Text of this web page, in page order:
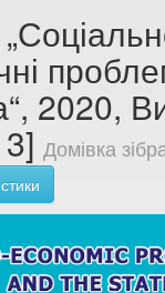
2020,
Домівка